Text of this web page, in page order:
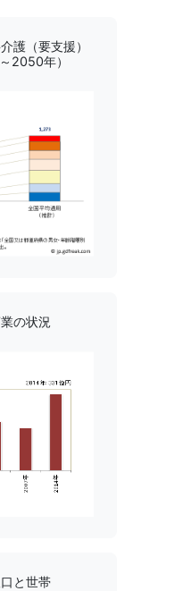
護（要支援）
2050年）
の状況
と世帯